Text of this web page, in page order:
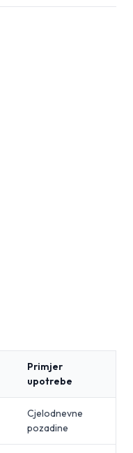
Primjer
upotrebe
Cjelodnevne
pozadine